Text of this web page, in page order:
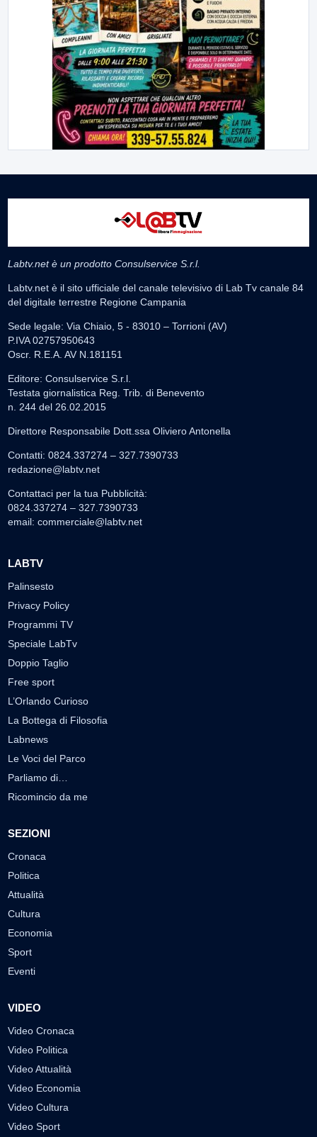
Labtv.net è un prodotto Consulservice S.r.l.
Labtv.net è il sito ufficiale del canale televisivo di Lab Tv canale 84
del digitale terrestre Regione Campania
Sede legale: Via Chiaio, 5 - 83010 – Torrioni (AV)
P.IVA 02757950643
Oscr. R.E.A. AV N.181151
Editore: Consulservice S.r.l.
Testata giornalistica Reg. Trib. di Benevento
n. 244 del 26.02.2015
Direttore Responsabile Dott.ssa Oliviero Antonella
Contatti: 0824.337274 – 327.7390733
redazione@labtv.net
Contattaci per la tua Pubblicità:
0824.337274 – 327.7390733
email: commerciale@labtv.net
LABTV
Palinsesto
Privacy Policy
Programmi TV
Speciale LabTv
Doppio Taglio
Free sport
L’Orlando Curioso
La Bottega di Filosofia
Labnews
Le Voci del Parco
Parliamo di…
Ricomincio da me
SEZIONI
Cronaca
Politica
Attualità
Cultura
Economia
Sport
Eventi
VIDEO
Video Cronaca
Video Politica
Video Attualità
Video Economia
Video Cultura
Video Sport